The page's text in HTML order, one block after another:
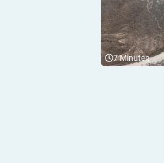
7Minuten